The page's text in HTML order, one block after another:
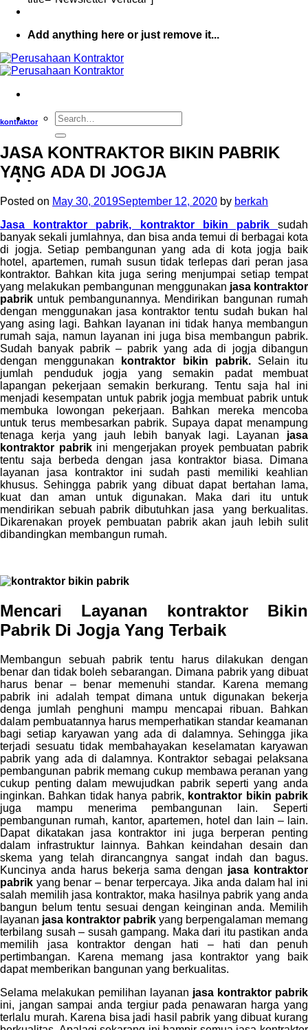
Add anything here or just remove it...
-
-
kontraktor
JASA KONTRAKTOR BIKIN PABRIK
YANG ADA DI JOGJA
Posted on May 30, 2019September 12, 2020 by berkah
Jasa kontraktor pabrik, kontraktor bikin pabrik sudah
banyak sekali jumlahnya, dan bisa anda temui di berbagai kota
di jogja. Setiap pembangunan yang ada di kota jogja baik
hotel, apartemen, rumah susun tidak terlepas dari peran jasa
kontraktor. Bahkan kita juga sering menjumpai setiap tempat
yang melakukan pembangunan menggunakan jasa kontraktor
pabrik untuk pembangunannya. Mendirikan bangunan rumah
dengan menggunakan jasa kontraktor tentu sudah bukan hal
yang asing lagi. Bahkan layanan ini tidak hanya membangun
rumah saja, namun layanan ini juga bisa membangun pabrik.
Sudah banyak pabrik – pabrik yang ada di jogja dibangun
dengan menggunakan
kontraktor bikin pabrik. Selain itu
jumlah penduduk jogja yang semakin padat membuat
lapangan pekerjaan semakin berkurang. Tentu saja hal ini
menjadi kesempatan untuk pabrik jogja membuat pabrik untuk
membuka lowongan pekerjaan. Bahkan mereka mencoba
untuk terus membesarkan pabrik. Supaya dapat menampung
tenaga kerja yang jauh lebih banyak lagi. Layanan jasa
kontraktor pabrik ini mengerjakan proyek pembuatan pabrik
tentu saja berbeda dengan jasa kontraktor biasa. Dimana
layanan jasa kontraktor ini sudah pasti memiliki keahlian
khusus. Sehingga pabrik yang dibuat dapat bertahan lama,
kuat dan aman untuk digunakan. Maka dari itu untuk
mendirikan sebuah pabrik dibutuhkan jasa
yang berkualitas.
Dikarenakan proyek pembuatan pabrik akan jauh lebih sulit
dibandingkan membangun rumah.
Mencari Layanan kontraktor Bikin
Pabrik Di Jogja Yang Terbaik
Membangun sebuah pabrik tentu harus dilakukan dengan
benar dan tidak boleh sebarangan. Dimana pabrik yang dibuat
harus benar – benar memenuhi standar. Karena memang
pabrik ini adalah tempat dimana untuk digunakan bekerja
denga jumlah penghuni mampu mencapai ribuan. Bahkan
dalam pembuatannya harus memperhatikan standar keamanan
bagi setiap karyawan yang ada di dalamnya. Sehingga jika
terjadi sesuatu tidak membahayakan keselamatan karyawan
pabrik yang ada di dalamnya. Kontraktor sebagai pelaksana
pembangunan pabrik memang cukup membawa peranan yang
cukup penting dalam mewujudkan pabrik seperti yang anda
inginkan. Bahkan tidak hanya pabrik, kontraktor bikin pabrik
juga mampu menerima pembangunan lain. Seperti
pembangunan rumah, kantor, apartemen, hotel dan lain – lain.
Dapat dikatakan jasa kontraktor ini juga berperan penting
dalam infrastruktur lainnya. Bahkan keindahan desain dan
skema yang telah dirancangnya sangat indah dan bagus.
Kuncinya anda harus bekerja sama dengan jasa kontraktor
pabrik yang benar – benar terpercaya. Jika anda dalam hal ini
salah memilih jasa kontraktor, maka hasilnya pabrik yang anda
bangun belum tentu sesuai dengan keinginan anda. Memilih
layanan jasa kontraktor pabrik yang berpengalaman memang
terbilang susah – susah gampang. Maka dari itu pastikan anda
memilih jasa kontraktor dengan hati – hati dan penuh
pertimbangan. Karena memang jasa kontraktor yang baik
dapat memberikan bangunan yang berkualitas.
Selama melakukan pemilihan layanan jasa kontraktor pabrik
ini, jangan sampai anda tergiur pada penawaran harga yang
terlalu murah. Karena bisa jadi hasil pabrik yang dibuat kurang